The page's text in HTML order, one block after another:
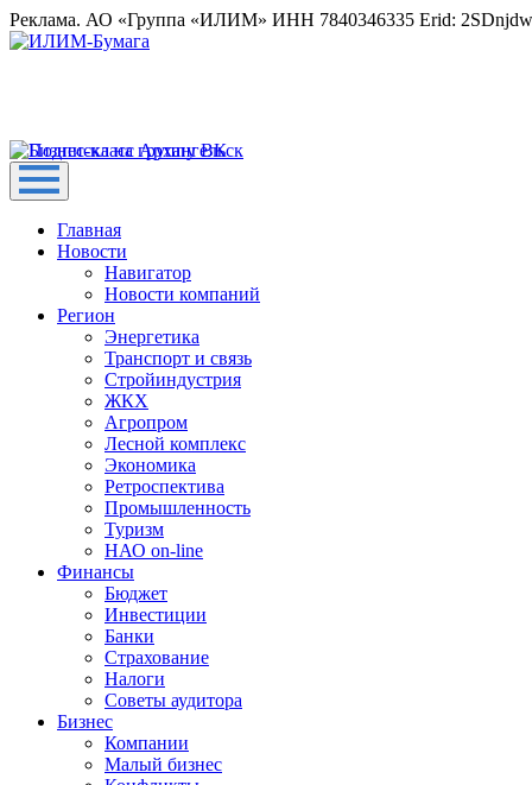
Реклама. АО «Группа «ИЛИМ» ИНН 7840346335 Erid:
Главная
Новости
Навигатор
Новости компаний
Регион
Энергетика
Транспорт и связь
Стройиндустрия
ЖКХ
Агропром
Лесной комплекс
Экономика
Ретроспектива
Промышленность
Туризм
НАО on-line
Финансы
Бюджет
Инвестиции
Банки
Страхование
Налоги
Советы аудитора
Бизнес
Компании
Малый бизнес